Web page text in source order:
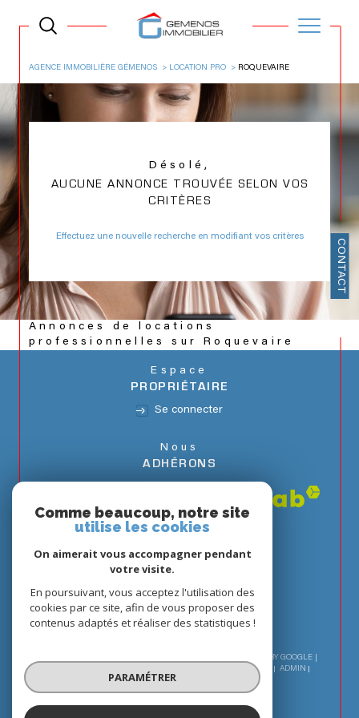
CONTACT
AGENCE IMMOBILIÈRE GÉMENOS LOCATION PRO ROQUEVAIRE
Désolé,
AUCUNE ANNONCE TROUVÉE SELON VOS
CRITÈRES
Effectuez une nouvelle recherche en modifiant vos critères
Annonces de locations
professionnelles sur Roquevaire
Espace
PROPRIÉTAIRE
Se connecter
Nous
ADHÉRONS
© 2026 | TOUS DROITS RÉSERVÉS | TRADUCTION POWERED BY GOOGLE |
MENTIONS LÉGALES
ADMIN
NOS LIENS
POLITIQUE RGPD
Comme beaucoup, notre site
utilise les cookies
On aimerait vous accompagner pendant
votre visite.
En poursuivant, vous acceptez l'utilisation des
cookies par ce site, afin de vous proposer des
contenus adaptés et réaliser des statistiques !
PARAMÉTRER